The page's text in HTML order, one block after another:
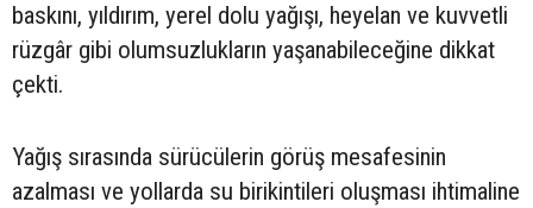
baskını, yıldırım, yerel dolu yağışı, heyelan ve kuvvetli
rüzgâr gibi olumsuzlukların yaşanabileceğine dikkat
çekti.
Yağış sırasında sürücülerin görüş mesafesinin
azalması ve yollarda su birikintileri oluşması ihtimaline